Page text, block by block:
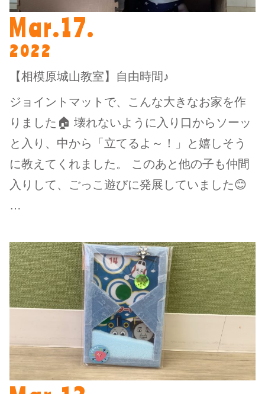
Mar.17.
2022
【相模原城山教室】自由時間♪
ジョイントマットで、こんな大きなお家を作
りました🏠 壊れないように入り口からソーッ
と入り、中から「立てるよ～！」と嬉しそう
に教えてくれました。 このあと他の子も仲間
入りして、ごっこ遊びに発展していました😊
…